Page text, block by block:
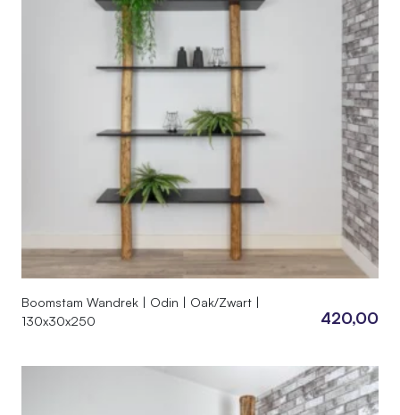
Boomstam Wandrek | Odin | Oak/Zwart |
130x30x250
420,00